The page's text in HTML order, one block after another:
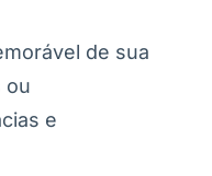
de sua
ou
e